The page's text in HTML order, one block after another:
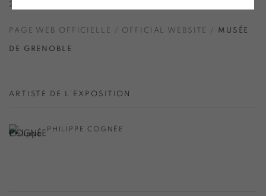
22 OCT. 2022 > 19 MAR. 2023
PAGE WEB OFFICIELLE / OFFICIAL WEBSITE / MUSÉE
DE GRENOBLE
ARTISTE DE L'EXPOSITION
PHILIPPE COGNÉE